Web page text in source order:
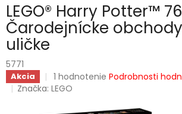
LEGO® Harry Potter™
Čarodejnícke
uličke
5771
Akcia
Priemerné
hodnotenie
1 hodnotenie Podrobnosti
Značka:LEGO